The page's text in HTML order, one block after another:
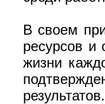
В своем
ресурсов и
жизни
результатов.